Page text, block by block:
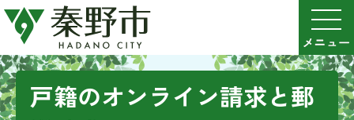
戸籍のオンライン請求と郵